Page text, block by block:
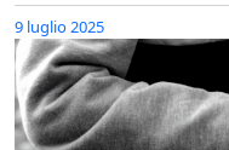
9 luglio 2025